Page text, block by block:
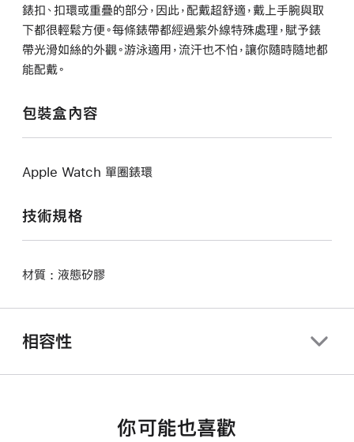
錶扣、扣環或重疊的部分，因此，配戴超舒適，戴上手腕與取
下都很輕鬆方便。每條錶帶都經過紫外線特殊處理，賦予錶
帶光滑如絲的外觀。游泳適用，流汗也不怕，讓你隨時隨地都
能配戴。
包裝盒內容
Apple Watch 單圈錶環
技術規格
材質 : 液態矽膠
相容性
你可能也喜歡